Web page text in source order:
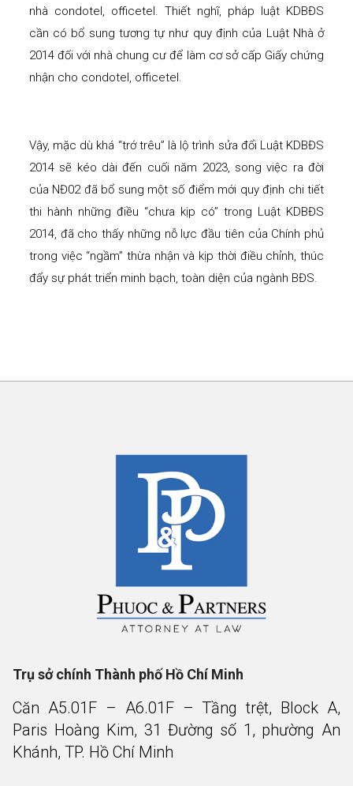
nhà condotel, officetel. Thiết nghĩ, pháp luật KDBĐS
cần có bổ sung tương tự như quy định của Luật Nhà ở
2014 đối với nhà chung cư để làm cơ sở cấp Giấy chứng
nhận cho condotel, officetel.
Vậy, mặc dù khá “trớ trêu” là lộ trình sửa đổi Luật KDBĐS
2014 sẽ kéo dài đến cuối năm 2023, song việc ra đời
của NĐ02 đã bổ sung một số điểm mới quy định chi tiết
thi hành những điều “chưa kịp có” trong Luật KDBĐS
2014, đã cho thấy những nỗ lực đầu tiên của Chính phủ
trong việc “ngầm” thừa nhận và kịp thời điều chỉnh, thúc
đẩy sự phát triển minh bạch, toàn diện của ngành BĐS.
Trụ sở chính Thành phố Hồ Chí Minh
Căn A5.01F – A6.01F – Tầng trệt, Block A,
Paris Hoàng Kim, 31 Đường số 1, phường An
Khánh, TP. Hồ Chí Minh